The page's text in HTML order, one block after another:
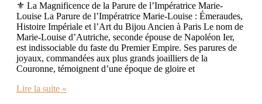
⚜️ La Magnificence de la Parure de l’Impératrice Marie-
Louise La Parure de l’Impératrice Marie-Louise : Émeraudes,
Histoire Impériale et l’Art du Bijou Ancien à Paris Le nom de
Marie-Louise d’Autriche, seconde épouse de Napoléon Ier,
est indissociable du faste du Premier Empire. Ses parures de
joyaux, commandées aux plus grands joailliers de la
Couronne, témoignent d’une époque de gloire et
Lire la suite »